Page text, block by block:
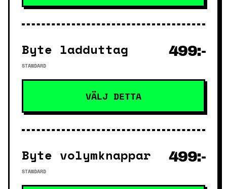
Byte ladduttag
STANDARD
499:-
VÄLJ DETTA
Byte volymknappar
STANDARD
499:-